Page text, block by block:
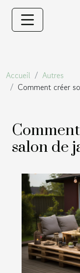
Accueil
Autres
Comment créer
salon de